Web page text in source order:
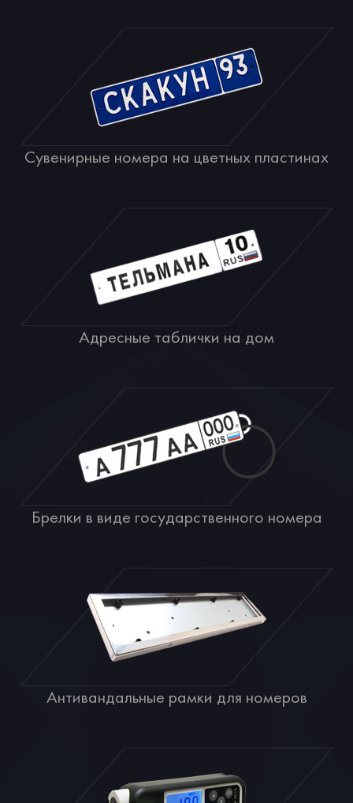
Сувенирные номера на цветных пластинах
Адресные таблички на дом
Брелки в виде государственного номера
Антивандальные рамки для номеров